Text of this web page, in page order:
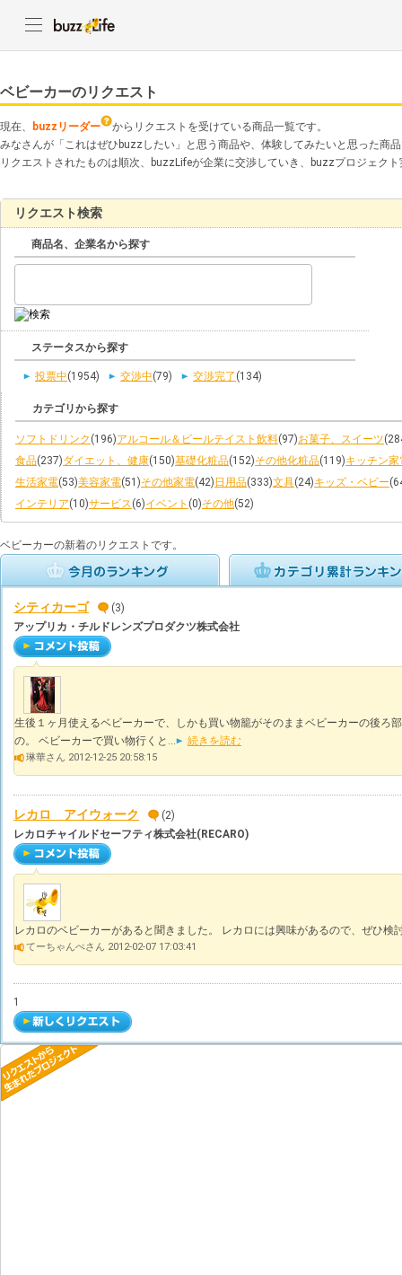
ベビーカーのリクエスト
現在、 buzzリーダー
からリクエストを受けている商品一覧です。
みなさんが「これはぜひbuzzしたい」と思う商品や、体験してみたいと思った商
リクエストされたものは順次、buzzLifeが企業に交渉していき、buzzプロジェク
リクエスト検索
商品名、企業名から探す
ステータスから探す
投票中(1954) 交渉中(79) 交渉完了 (134)
カテゴリから探す
ソフトドリンク (196)アルコール＆ビールテイスト飲料(97)お菓子、スイーツ
食品(237)ダイエット、健康(150)基礎化粧品(152)その他化粧品(119)キッチン家
生活家電(53)美容家電(51)その他家電(42) 日用品(333)文具(24)キッズ・ベビー
インテリア(10)サービス(6)イベント (0)その他(52)
ベビーカーの新着のリクエストです。
シティカーゴ
(3)
アップリカ・チルドレンズプロダクツ株式会社
生後１ヶ月使えるベビーカーで、しかも買い物籠がそのままベビーカーの後ろ
の。 ベビーカーで買い物行くと...
続きを読む
琳華さん 2012-12-25 20:58:15
レカロ アイウォーク
(2)
レカロチャイルドセーフティ株式会社(RECARO)
レカロのベビーカーがあると聞きました。 レカロには興味があるので、ぜひ検
てーちゃんぺさん 2012-02-07 17:03:41
1